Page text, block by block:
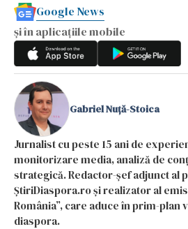
Google News
și în aplicațiile mobile
Gabriel Nuță-Stoica
Jurnalist cu peste 15 ani de
monitorizare media, analiză de
strategică. Redactor-șef adjunct al
ȘtiriDiaspora.ro și realizator al
România”, care aduce în prim-
diaspora.